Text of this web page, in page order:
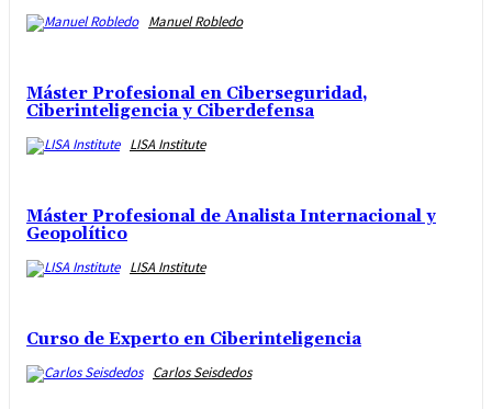
Manuel Robledo
Máster Profesional en Ciberseguridad,
Ciberinteligencia y Ciberdefensa
LISA Institute
Máster Profesional de Analista Internacional y
Geopolítico
LISA Institute
Curso de Experto en Ciberinteligencia
Carlos Seisdedos